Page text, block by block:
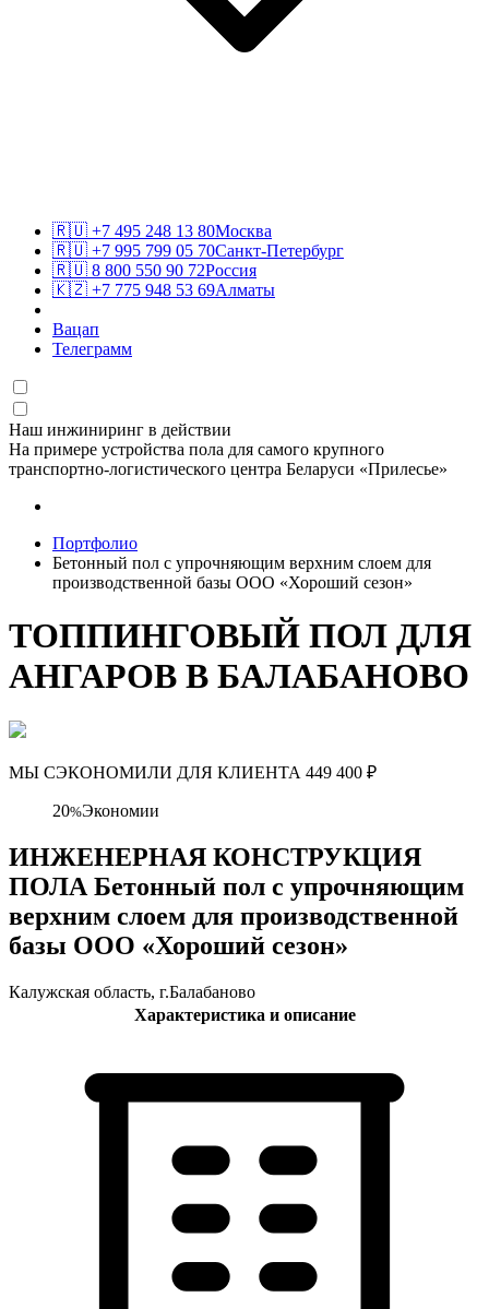
🇷🇺 +7 495 248 13 80Москва
🇷🇺 +7 995 799 05 70Санкт-Петербург
🇷🇺 8 800 550 90 72Россия
🇰🇿 +7 775 948 53 69Алматы
Вацап
Телеграмм
Наш инжиниринг в действии
На примере устройства пола для самого крупного
транспортно-логистического центра Беларуси «Прилесье»
Портфолио
Бетонный пол с упрочняющим верхним слоем для
производственной базы ООО «Хороший сезон»
ТОППИНГОВЫЙ ПОЛ ДЛЯ
АНГАРОВ В БАЛАБАНОВО
МЫ СЭКОНОМИЛИ ДЛЯ КЛИЕНТА 449 400 ₽
20%Экономии
ИНЖЕНЕРНАЯ КОНСТРУКЦИЯ
ПОЛА Бетонный пол с упрочняющим
верхним слоем для производственной
базы ООО «Хороший сезон»
Калужская область, г.Балабаново
Характеристика и описание